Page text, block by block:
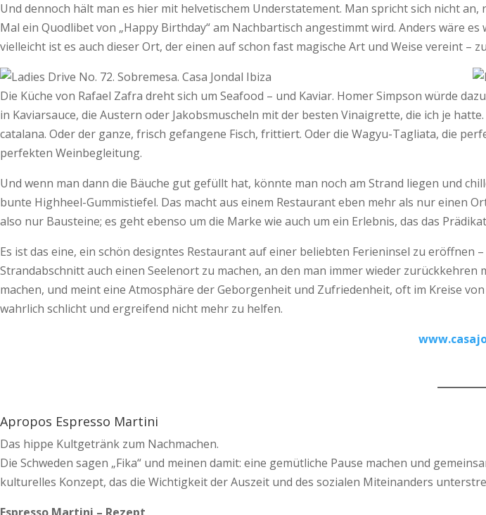
Und dennoch hält man es hier mit helvetischem Understatement. Man spricht sich nicht
Mal ein Quodlibet von „Happy Birthday“ am Nachbartisch angestimmt wird. Anders wäre
vielleicht ist es auch dieser Ort, der einen auf schon fast magische Art und Weise vereint –
Die Küche von Rafael Zafra dreht sich um Seafood – und Kaviar. Homer Simpson würde
in Kaviarsauce, die Austern oder Jakobsmuscheln mit der besten Vinaigrette, die ich je
catalana. Oder der ganze, frisch gefangene Fisch, frittiert. Oder die Wagyu-Tagliata, die
perfekten Weinbegleitung.
Und wenn man dann die Bäuche gut gefüllt hat, könnte man noch am Strand liegen und
bunte Highheel-Gummistiefel. Das macht aus einem Restaurant eben mehr als nur einen
also nur Bausteine; es geht ebenso um die Marke wie auch um ein Erlebnis, das das
Es ist das eine, ein schön designtes Restaurant auf einer beliebten Ferieninsel zu eröffnen
Strandabschnitt auch einen Seelenort zu machen, an den man immer wieder zurückkehren
machen, und meint eine Atmosphäre der Geborgenheit und Zufriedenheit, oft im Kreise
wahrlich schlicht und ergreifend nicht mehr zu helfen.
Apropos Espresso Martini
Das hippe Kultgetränk zum Nachmachen.
Die Schweden sagen „Fika“ und meinen damit: eine gemütliche Pause machen und
kulturelles Konzept, das die Wichtigkeit der Auszeit und des sozialen Miteinanders